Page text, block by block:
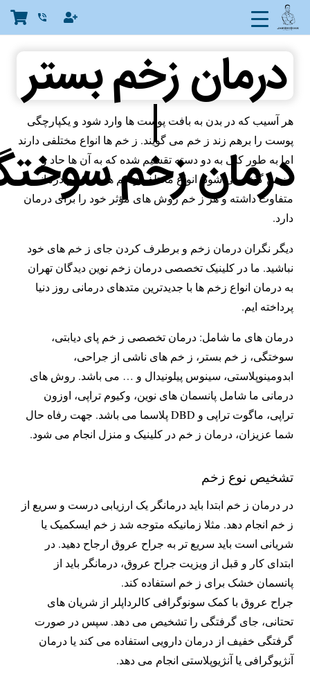
phone_in_talk
درمان زخم بستر
|
درمان زخم
هر آسیب که در بدن به بافت پوست ها وارد شود و یکپارچگی
پوست را برهم زند ز خم می گویند. ز خم ها انواع مختلفی دارند
اما به طور کلی به دو دسته تقسیم شده که به آن ها حاد و
مزمن گفته می شود. انواع مختلف ز خم ها هر کدام درمانی
متفاوت داشته و هر ز خم روش های مؤثر خود را برای درمان
دارد.
دیگر نگران درمان زخم و برطرف کردن جای ز خم های خود
نباشید. ما در کلینیک تخصصی درمان زخم نوین دیدگان تهران
به درمان انواع زخم ها با جدیدترین متدهای درمانی روز دنیا
پرداخته ایم.
درمان های ما شامل: درمان تخصصی ز خم پای دیابتی،
سوختگی، ز خم بستر، ز خم های ناشی از جراحی،
ابدومینوپلاستی، سینوس پیلونیدال و … می باشد. روش های
درمانی ما شامل پانسمان های نوین، وکیوم تراپی، اوزون
تراپی، ماگوت تراپی و DBD پلاسما می باشد. جهت رفاه حال
شما عزیزان، درمان ز خم در کلینیک و منزل انجام می شود.
تشخیص نوع زخم
در درمان ز خم ابتدا باید درمانگر یک ارزیابی درست و سریع از
ز خم انجام دهد. مثلا زمانیکه متوجه شد ز خم ایسکمیک یا
شریانی است باید سریع تر به جراح عروق ارجاح دهید. در
ابتدای کار و قبل از ویزیت جراح عروق، درمانگر باید از
پانسمان خشک برای ز خم استفاده کند.
جراح عروق با کمک سونوگرافی کالرداپلر از شریان های
تحتانی، جای گرفتگی را تشخیص می دهد. سپس در صورت
گرفتگی خفیف از درمان دارویی استفاده می کند یا درمان
آنژیوگرافی یا آنژیوپلاستی انجام می دهد.